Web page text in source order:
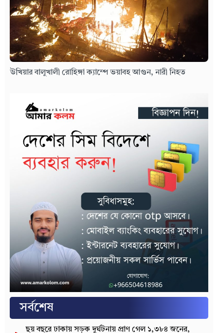
উখিয়ার বালুখালী রোহিঙ্গা ক্যাম্পে ভয়াবহ আগুন, নারী নিহত
সর্বশেষ
ছয় বছরে ঢাকায় সড়ক দুর্ঘটনায় প্রাণ গেল ১,৩৮৪ জনের,